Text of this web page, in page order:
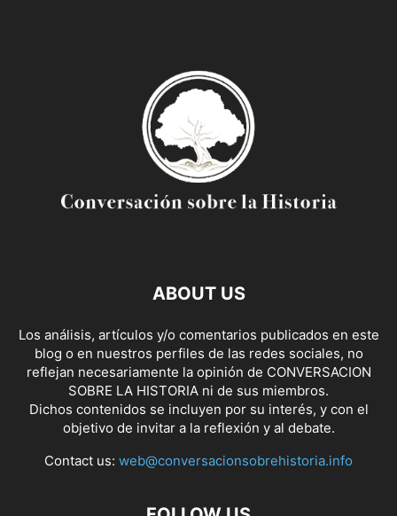
ABOUT US
Los análisis, artículos y/o comentarios publicados en este
blog o en nuestros perfiles de las redes sociales, no
reflejan necesariamente la opinión de CONVERSACION
SOBRE LA HISTORIA ni de sus miembros.
Dichos contenidos se incluyen por su interés, y con el
objetivo de invitar a la reflexión y al debate.
Contact us: web@conversacionsobrehistoria.info